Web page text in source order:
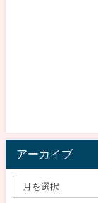
アーカイブ